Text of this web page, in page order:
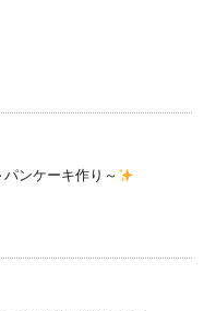
パンケーキ作り～